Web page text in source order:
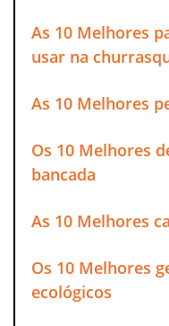
As 10 Melhores
usar na
As 10 Melhores
Os 10 Melhores
bancada
As 10 Melhores
Os 10 Melhores
ecológicos